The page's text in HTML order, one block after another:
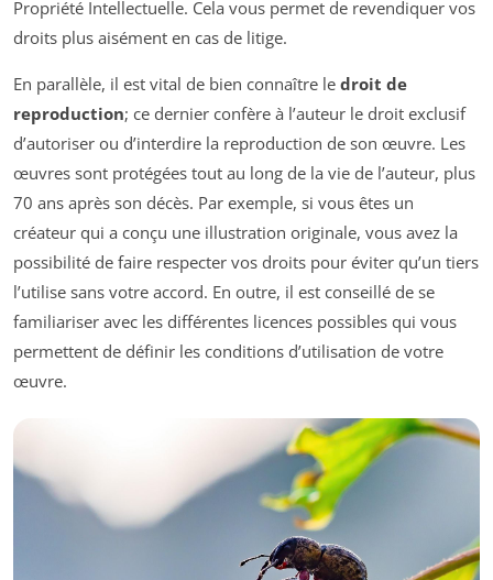
Propriété Intellectuelle. Cela vous permet de revendiquer vos
droits plus aisément en cas de litige.
En parallèle, il est vital de bien connaître le droit de
reproduction; ce dernier confère à l’auteur le droit exclusif
d’autoriser ou d’interdire la reproduction de son œuvre. Les
œuvres sont protégées tout au long de la vie de l’auteur, plus
70 ans après son décès. Par exemple, si vous êtes un
créateur qui a conçu une illustration originale, vous avez la
possibilité de faire respecter vos droits pour éviter qu’un tiers
l’utilise sans votre accord. En outre, il est conseillé de se
familiariser avec les différentes licences possibles qui vous
permettent de définir les conditions d’utilisation de votre
œuvre.